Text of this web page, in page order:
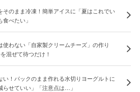
そのまま冷凍！簡単アイスに「夏はこれでい
べたい」
使わない「自家製クリームチーズ」の作り
混ぜて待つだけ！
い！パックのまま作れる水切りヨーグルトに
らせていい」「注意点は…」